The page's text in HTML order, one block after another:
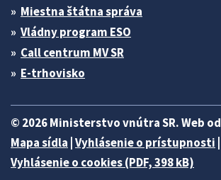
Miestna štátna správa
Vládny program ESO
Call centrum MV SR
E-trhovisko
© 2026 Ministerstvo vnútra SR. Web od
Mapa sídla Vyhlásenie o prístupnosti
Vyhlásenie o cookies (PDF, 398 kB)